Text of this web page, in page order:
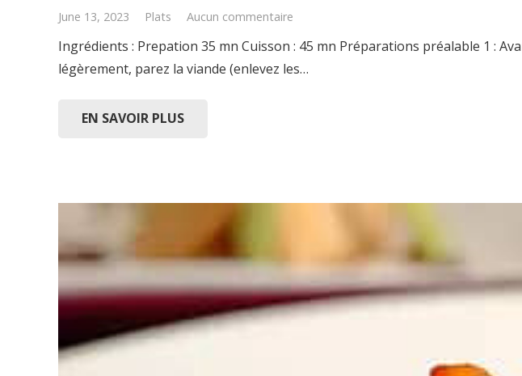
June 13, 2023 Plats Aucun commentaire
Ingrédients : Prepation 35 mn Cuisson : 45 mn Préparations préalable 1 :
légèrement, parez la viande (enlevez les…
EN SAVOIR PLUS